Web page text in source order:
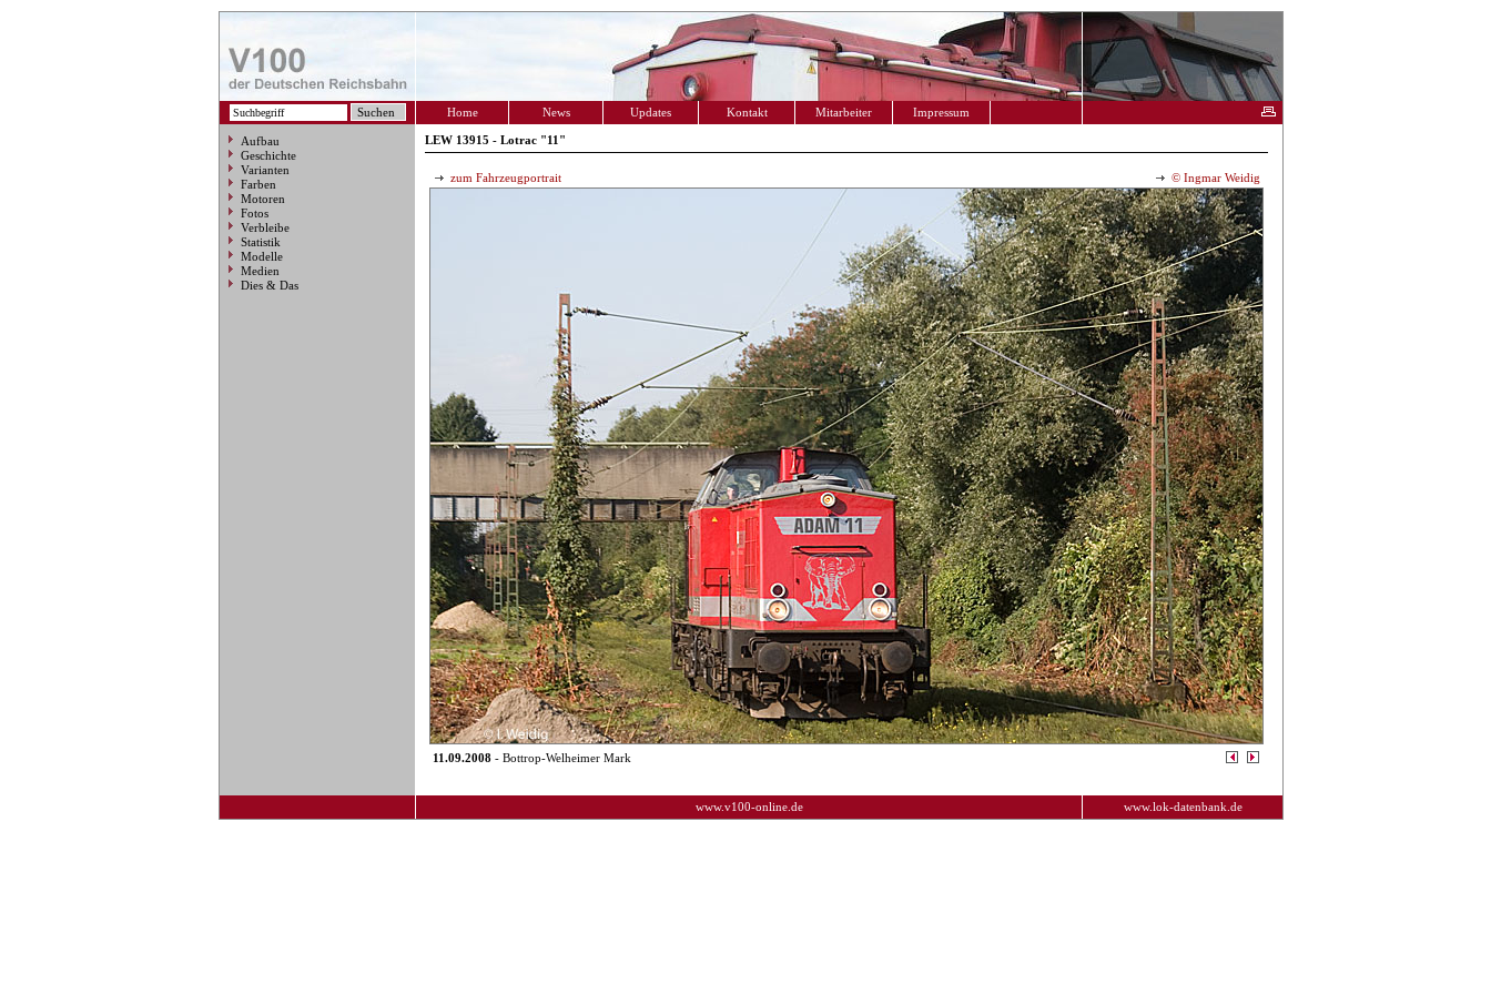
Home News Updates Kontakt Mitarbeiter Impressum
Aufbau
Geschichte
Varianten
Farben
Motoren
Fotos
Verbleibe
Statistik
Modelle
Medien
Dies & Das
LEW 13915 - Lotrac "11"
zum Fahrzeugportrait © Ingmar Weidig
11.09.2008 - Bottrop-Welheimer Mark
www.v100-online.de www.lok-datenbank.de